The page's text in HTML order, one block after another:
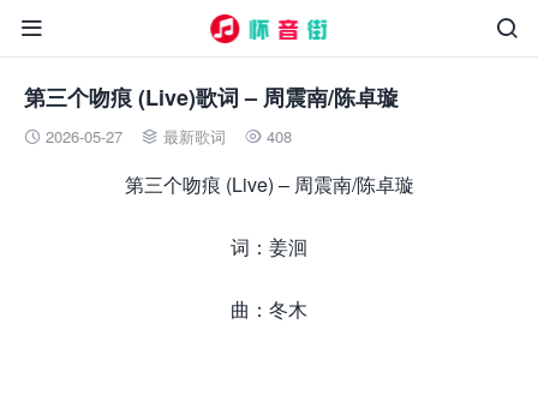


第三个吻痕 (Live)歌词 – 周震南/陈卓璇
 2026-05-27  最新歌词  408
第三个吻痕 (Live) – 周震南/陈卓璇
词：姜洄
曲：冬木